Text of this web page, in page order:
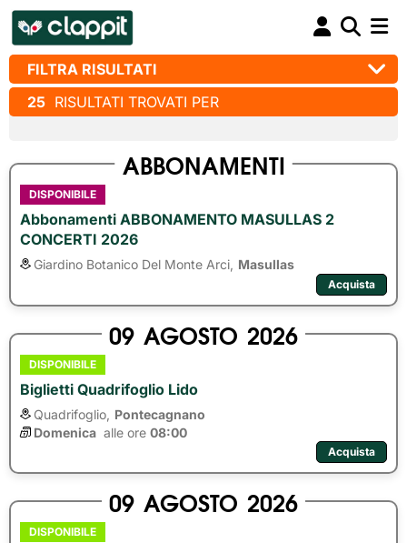
FILTRA RISULTATI
25 RISULTATI TROVATI PER
ABBONAMENTI
DISPONIBILE
Abbonamenti ABBONAMENTO MASULLAS 2
CONCERTI 2026
Giardino Botanico Del Monte Arci, Masullas
Acquista
09 AGOSTO 2026
DISPONIBILE
Biglietti Quadrifoglio Lido
Quadrifoglio, Pontecagnano
Domenica alle ore 08:00
Acquista
09 AGOSTO 2026
DISPONIBILE